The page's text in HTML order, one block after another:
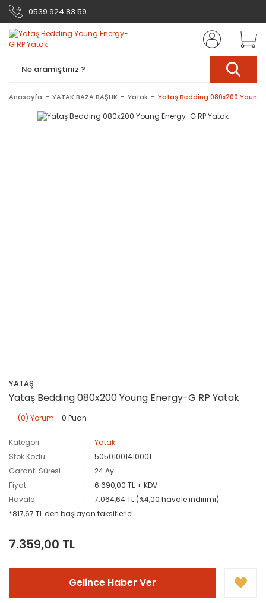
0539 924 83 59
Anasayfa YATAK BAZA BAŞLIK Yatak Yataş Bedding 080x200 Young
YATAŞ
Yataş Bedding 080x200 Young Energy-G RP Yatak
(0) Yorum - 0 Puan
Kategori
Yatak
Stok Kodu
50501001410001
Garanti Süresi
24 Ay
Fiyat
6.690,00 TL + KDV
Havale
7.064,64 TL (%4,00 havale indirimi)
*817,67 TL den başlayan taksitlerle!
7.359,00 TL
Gelince Haber Ver